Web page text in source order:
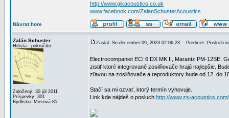
http://www.gikacoustics.co.uk
www.facebook.com/ZalanSchusterAcoustics
Návrat hore
Zalán Schuster
Hifista - pokročilec
Založený: 30 júl 2011
Príspevky: 301
Bydlisko: Mierová 85
Zaslal: So december 09, 2023 02:06:23 Predmet: Posluch
Electrocompaniet ECI 6 DX MK II, Marantz PM-12SE,
zistiť ktoré integrované zosilňovače hrajú najlepšie.
zľavou na zosilňovače a reproduktory bude od 12. do
Stačí sa mi ozvať, ktorý termín vyhovuje.
Link kde nájdeš o posluch http://www.zs-